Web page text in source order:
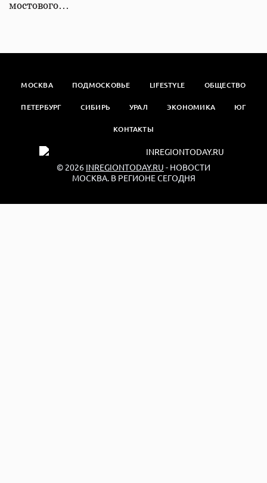
мостового…
МОСКВА ПОДМОСКОВЬЕ LIFESTYLE ОБЩЕСТВО
ПЕТЕРБУРГ СИБИРЬ УРАЛ ЭКОНОМИКА ЮГ
КОНТАКТЫ
© 2026 INREGIONTODAY.RU - НОВОСТИ
МОСКВА. В РЕГИОНЕ СЕГОДНЯ